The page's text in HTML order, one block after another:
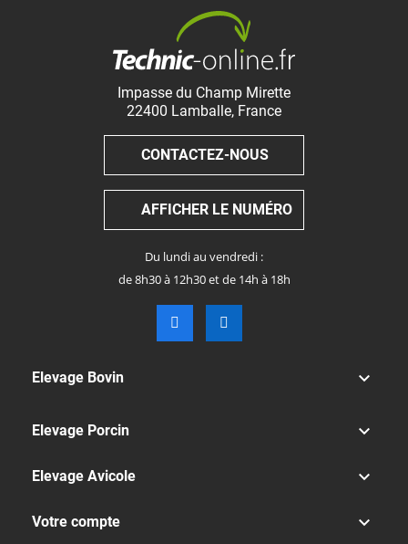
Impasse du Champ Mirette
22400 Lamballe, France
CONTACTEZ-NOUS
AFFICHER LE NUMÉRO
Du lundi au vendredi :
de 8h30 à 12h30 et de 14h à 18h
Elevage Bovin 
Elevage Porcin 
Elevage Avicole 
Votre compte 